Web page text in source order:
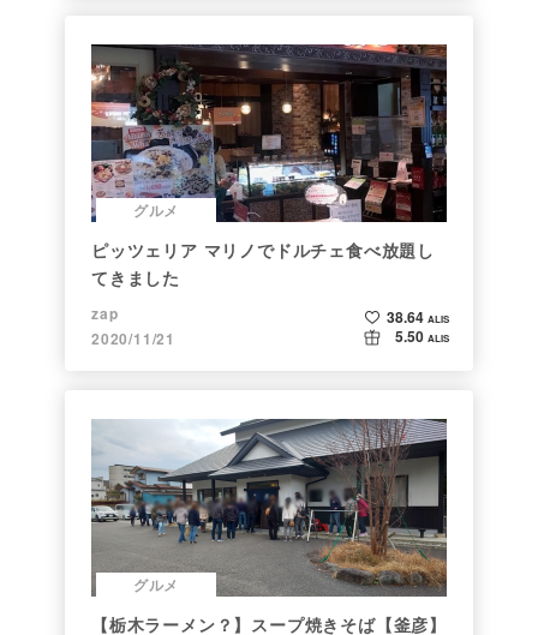
グルメ
ピッツェリア マリノでドルチェ食べ放題し
てきました
zap
2020/11/21
38.64 ALIS
5.50 ALIS
グルメ
【栃木ラーメン？】スープ焼きそば【釜彦】